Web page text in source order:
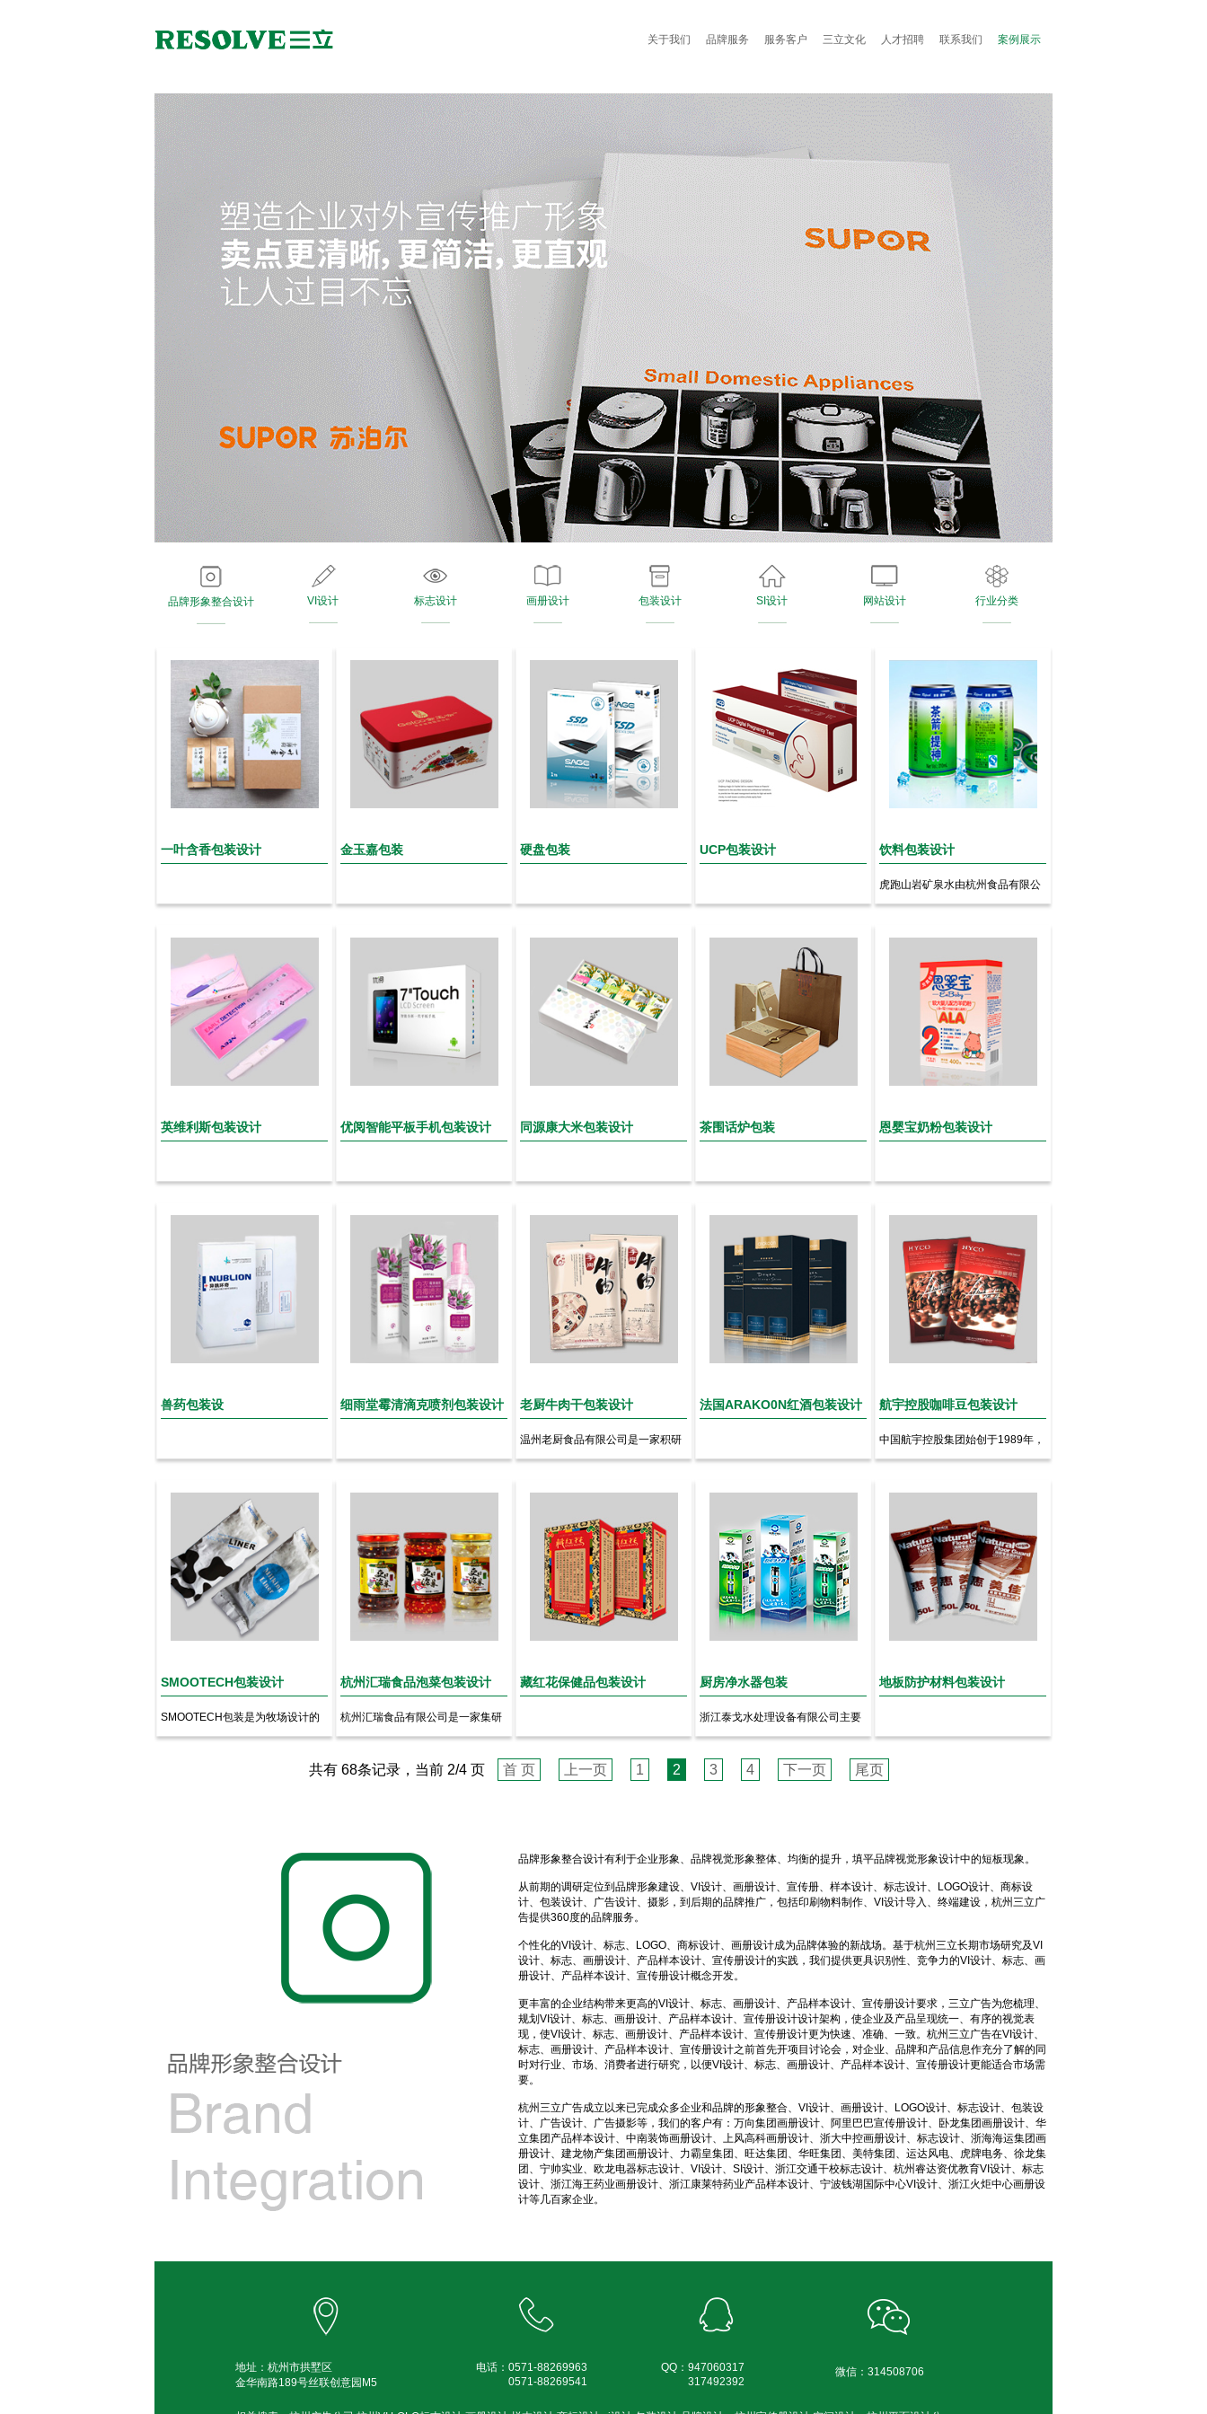
关于我们 品牌服务 服务客户 三立文化 人才招聘 联系我们 案例展示
品牌形象整合设计 VI设计 标志设计 画册设计 包装设计 SI设计 网站设计 行业分类
一叶含香包装设计 金玉嘉包装 硬盘包装 UCP包装设计 饮料包装设计
虎跑山岩矿泉水由杭州食品有限公
司出品，水源采用被誉为天下第...
英维利斯包装设计 优阅智能平板手机包装设计 同源康大米包装设计 茶围话炉包装 恩婴宝奶粉包装设计
兽药包装设 细雨堂霉清滴克喷剂包装设计 老厨牛肉干包装设计
温州老厨食品有限公司是一家积研
究、开发、产销为一体的牛肉食...
法国ARAKO0N红酒包装设计 航宇控股咖啡豆包装设计
中国航宇控股集团始创于1989年，
现注册资本为人民币1.3...
SMOOTECH包装设计
SMOOTECH包装是为牧场设计的
专业挤奶工具包装，包装风...
杭州汇瑞食品泡菜包装设计
杭州汇瑞食品有限公司是一家集研
发、生产、销售为一体的酱腌菜...
藏红花保健品包装设计 厨房净水器包装
浙江泰戈水处理设备有限公司主要
从事民用净水设备的开发、生...
地板防护材料包装设计
共有 68条记录，当前 2/4 页 首 页 上一页 1 2 3 4 下一页 尾页
品牌形象整合设计有利于企业形象、品牌视觉形象整体、均衡的提升，填平品牌视觉形象设计中的短板现象。
从前期的调研定位到品牌形象建设、VI设计、画册设计、宣传册、样本设计、标志设计、LOGO设计、商标设
计、包装设计、广告设计、摄影，到后期的品牌推广，包括印刷物料制作、VI设计导入、终端建设，杭州三立广
告提供360度的品牌服务。
个性化的VI设计、标志、LOGO、商标设计、画册设计成为品牌体验的新战场。基于杭州三立长期市场研究及VI
设计、标志、画册设计、产品样本设计、宣传册设计的实践，我们提供更具识别性、竞争力的VI设计、标志、画
册设计、产品样本设计、宣传册设计概念开发。
更丰富的企业结构带来更高的VI设计、标志、画册设计、产品样本设计、宣传册设计要求，三立广告为您梳理、
规划VI设计、标志、画册设计、产品样本设计、宣传册设计设计架构，使企业及产品呈现统一、有序的视觉表
现，使VI设计、标志、画册设计、产品样本设计、宣传册设计更为快速、准确、一致。杭州三立广告在VI设计、
标志、画册设计、产品样本设计、宣传册设计之前首先开项目讨论会，对企业、品牌和产品信息作充分了解的同
时对行业、市场、消费者进行研究，以便VI设计、标志、画册设计、产品样本设计、宣传册设计更能适合市场需
要。
杭州三立广告成立以来已完成众多企业和品牌的形象整合、VI设计、画册设计、LOGO设计、标志设计、包装设
计、广告设计、广告摄影等，我们的客户有：万向集团画册设计、阿里巴巴宣传册设计、卧龙集团画册设计、华
立集团产品样本设计、中南装饰画册设计、上风高科画册设计、浙大中控画册设计、标志设计、浙海海运集团画
册设计、建龙物产集团画册设计、力霸皇集团、旺达集团、华旺集团、美特集团、运达风电、虎牌电务、徐龙集
团、宁帅实业、欧龙电器标志设计、VI设计、SI设计、浙江交通干校标志设计、杭州睿达资优教育VI设计、标志
设计、浙江海王药业画册设计、浙江康莱特药业产品样本设计、宁波钱湖国际中心VI设计、浙江火炬中心画册设
计等几百家企业。
地址：杭州市拱墅区
金华南路189号丝联创意园M5
电话： 0571-88269963
0571-88269541
QQ： 947060317
317492392
微信： 314508706